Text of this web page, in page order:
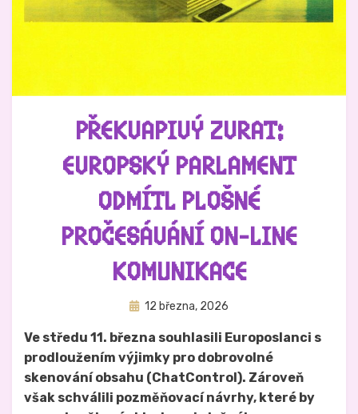
PŘEKVAPIVÝ ZVRAT:
EVROPSKÝ PARLAMENT
ODMÍTL PLOŠNÉ
PROČESÁVÁNÍ ON-LINE
KOMUNIKACE
AutorHynek Trojánek
Zveřejněno
12 března, 2026
Ve středu 11. března souhlasili Europoslanci s
prodloužením výjimky pro dobrovolné
skenování obsahu (ChatControl). Zároveň
však schválili pozměňovací návrhy, které by